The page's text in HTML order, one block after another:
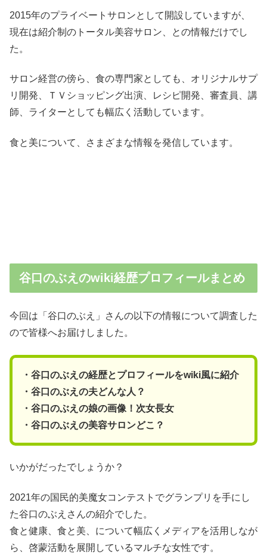
2015年のプライベートサロンとして開設していますが、
現在は紹介制のトータル美容サロン、との情報だけでし
た。
サロン経営の傍ら、食の専門家としても、オリジナルサプ
リ開発、ＴＶショッピング出演、レシピ開発、審査員、講
師、ライターとしても幅広く活動しています。
食と美について、さまざまな情報を発信しています。
谷口のぶえのwiki経歴プロフィールまとめ
今回は「谷口のぶえ」さんの以下の情報について調査した
ので皆様へお届けしました。
・谷口のぶえの経歴とプロフィールをwiki風に紹介
・谷口のぶえの夫どんな人？
・谷口のぶえの娘の画像！次女長女
・谷口のぶえの美容サロンどこ？
いかがだったでしょうか？
2021年の国民的美魔女コンテストでグランプリを手にし
た谷口のぶえさんの紹介でした。
食と健康、食と美、について幅広くメディアを活用しなが
ら、啓蒙活動を展開しているマルチな女性です。